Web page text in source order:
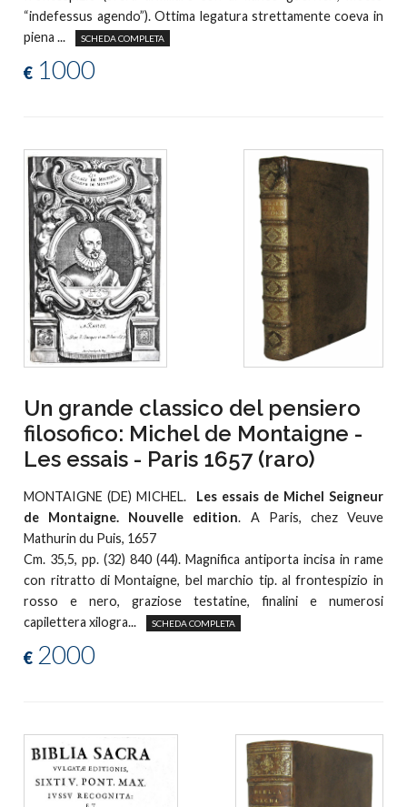
“indefessus agendo”). Ottima legatura strettamente coeva in
piena ...
SCHEDA COMPLETA
€ 1000
Un grande classico del pensiero
filosofico: Michel de Montaigne -
Les essais - Paris 1657 (raro)
MONTAIGNE (DE) MICHEL.
Les essais de Michel Seigneur
de Montaigne. Nouvelle edition. A Paris, chez Veuve
Mathurin du Puis, 1657
Cm. 35,5, pp. (32) 840 (44). Magnifica antiporta incisa in rame
con ritratto di Montaigne, bel marchio tip. al frontespizio in
rosso e nero, graziose testatine, finalini e numerosi
capilettera xilogra...
SCHEDA COMPLETA
€ 2000